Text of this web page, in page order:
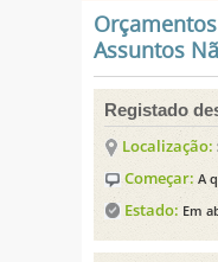
Assuntos
Registado
Localização:
Começar: A
Estado: Em